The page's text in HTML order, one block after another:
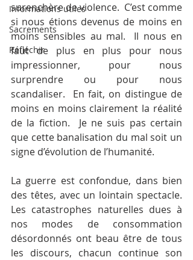
Informations utiles
Sacrements
Réfléchir
surenchère de violence.  C’est comme
si nous étions devenus de moins en
moins sensibles au mal.  Il nous en
faut de plus en plus pour nous
impressionner, pour nous
surprendre ou pour nous
scandaliser.  En fait, on distingue de
moins en moins clairement la réalité
de la fiction.  Je ne suis pas certain
que cette banalisation du mal soit un
signe d’évolution de l’humanité.
La guerre est confondue, dans bien
des têtes, avec un lointain spectacle.
Les catastrophes naturelles dues à
nos modes de consommation
désordonnés ont beau être de tous
les discours, chacun continue son